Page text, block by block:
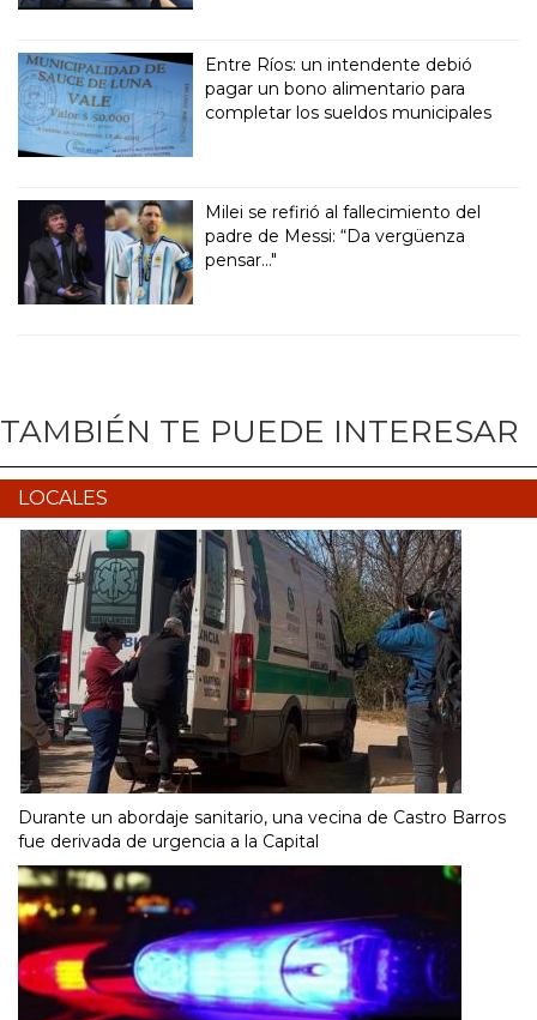
Entre Ríos: un intendente debió
pagar un bono alimentario para
completar los sueldos municipales
Milei se refirió al fallecimiento del
padre de Messi: “Da vergüenza
pensar..."
TAMBIÉN TE PUEDE INTERESAR
LOCALES
Durante un abordaje sanitario, una vecina de Castro Barros
fue derivada de urgencia a la Capital